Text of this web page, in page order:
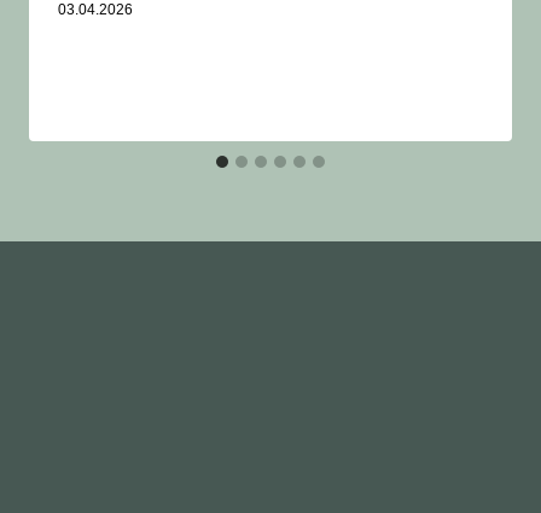
03.04.2026